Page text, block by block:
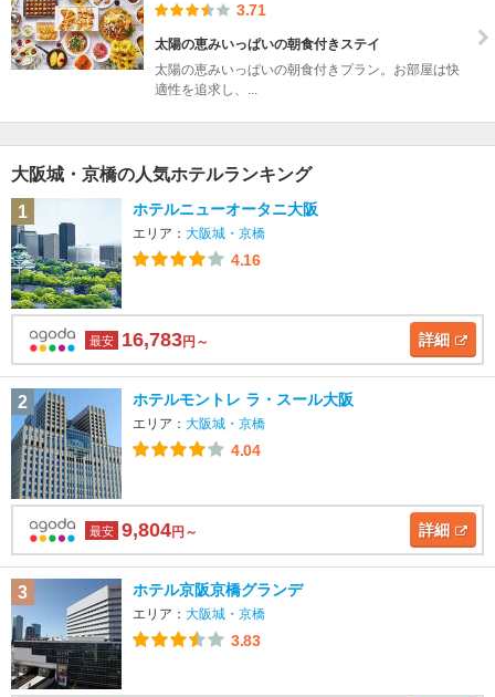
3.71
太陽の恵みいっぱいの朝食付きステイ
太陽の恵みいっぱいの朝食付きプラン。お部屋は快
適性を追求し、...
大阪城・京橋の人気ホテルランキング
1
ホテルニューオータニ大阪
エリア： 大阪城・京橋
4.16
最安 16,783円～ 詳細
2 ホテルモントレ ラ・スール大阪
エリア： 大阪城・京橋
4.04
最安 9,804円～ 詳細
3 ホテル京阪京橋グランデ
エリア： 大阪城・京橋
3.83